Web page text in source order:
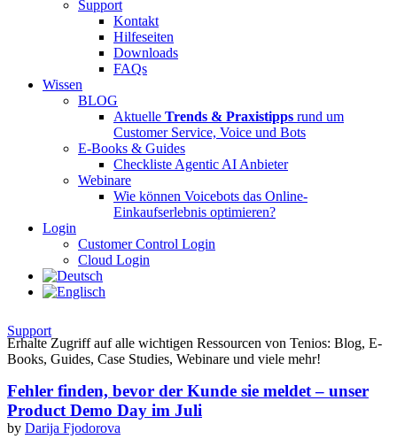
Support
Kontakt
Hilfeseiten
Downloads
FAQs
Wissen
BLOG
Aktuelle Trends & Praxistipps rund um
Customer Service, Voice und Bots
E-Books & Guides
Checkliste Agentic AI Anbieter
Webinare
Wie können Voicebots das Online-
Einkaufserlebnis optimieren?
Login
Customer Control Login
Cloud Login
Support
Erhalte Zugriff auf alle wichtigen Ressourcen von Tenios: Blog, E-
Books, Guides, Case Studies, Webinare und viele mehr!
Fehler finden, bevor der Kunde sie meldet – unser
Product Demo Day im Juli
by Darija Fjodorova